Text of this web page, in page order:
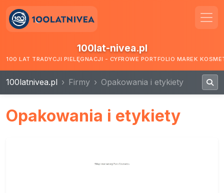
100lat-nivea.pl
100 LAT TRADYCJI PIELĘGNACJI - CYFROWE PORTFOLIO MAREK
100latnivea.pl Firmy Opakowania i etykiety
Opakowania i etykiety